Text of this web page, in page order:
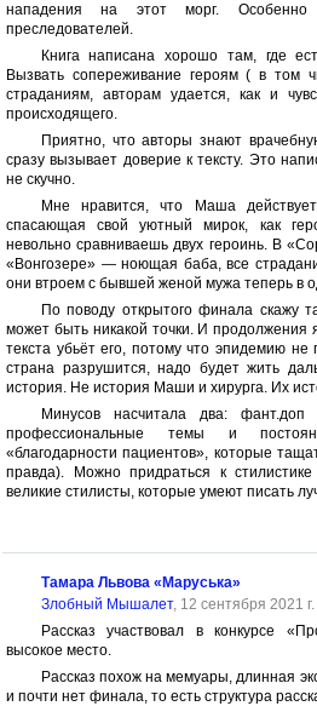
нападения на этот морг.
преследователей.
Книга написана хорошо там, где
Вызвать сопереживание героям ( в том
страданиям, авторам удается, как и
происходящего.
Приятно, что авторы знают
сразу вызывает доверие к тексту. Это
не скучно.
Мне нравится, что Маша
спасающая свой уютный мирок, как
невольно сравниваешь двух героинь. В
«Вонгозере» — ноющая баба, все
они втроем с бывшей женой мужа теперь в
По поводу открытого финала скажу
может быть никакой точки. И продолжения
текста убьёт его, потому что эпидемию
страна разрушится, надо будет жить
история. Не история Маши и хирурга. Их
Минусов насчитала два:
профессиональные темы и
«благодарности пациентов», которые
правда). Можно придраться к
великие стилисты, которые умеют писать
Тамара Львова «Маруська»
Злобный Мышалет, 12 сентября 2021
Рассказ участвовал в конкурсе
высокое место.
Рассказ похож на мемуары, длинная
и почти нет финала, то есть структура